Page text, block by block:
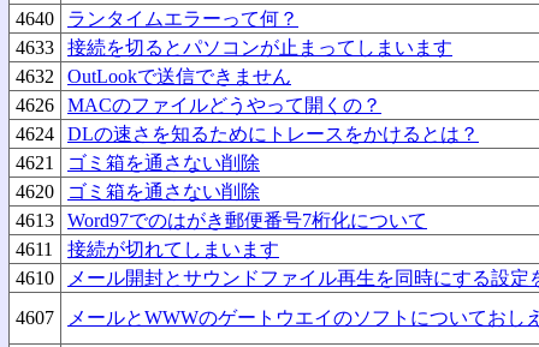
4640
ランタイムエラーって何？
4633
接続を切るとパソコンが止まってしまいます
4632
OutLookで送信できません
4626
MACのファイルどうやって開くの？
4624
DLの速さを知るためにトレースをかけるとは？
4621
ゴミ箱を通さない削除
4620
ゴミ箱を通さない削除
4613
Word97でのはがき郵便番号7桁化について
4611
接続が切れてしまいます
4610
メール開封とサウンドファイル再生を同時にする設定
4607
メールとWWWのゲートウエイのソフトについておし